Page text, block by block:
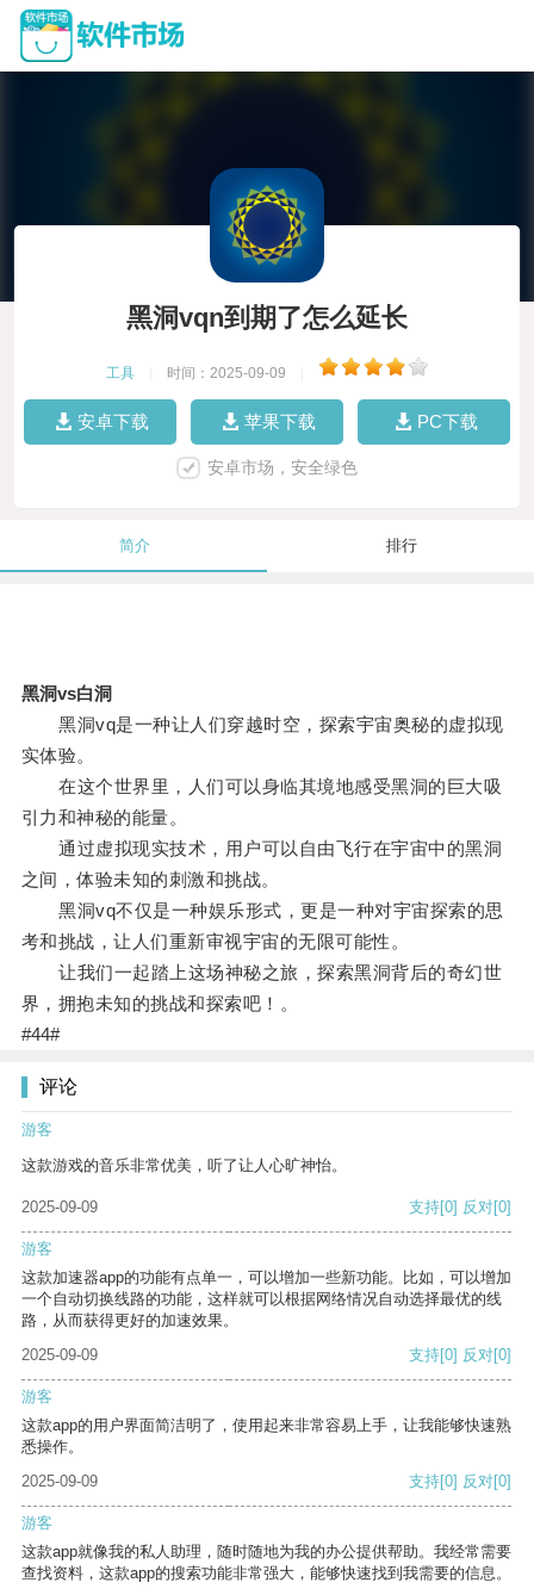
黑洞vqn到期了怎么延长
工具 时间：2025-09-09
安卓下载 苹果下载 PC下载
安卓市场，安全绿色
简介 排行
黑洞vs白洞
黑洞vq是一种让人们穿越时空，探索宇宙奥秘的虚拟现
实体验。
在这个世界里，人们可以身临其境地感受黑洞的巨大吸
引力和神秘的能量。
通过虚拟现实技术，用户可以自由飞行在宇宙中的黑洞
之间，体验未知的刺激和挑战。
黑洞vq不仅是一种娱乐形式，更是一种对宇宙探索的思
考和挑战，让人们重新审视宇宙的无限可能性。
让我们一起踏上这场神秘之旅，探索黑洞背后的奇幻世
界，拥抱未知的挑战和探索吧！。
#44#
评论
游客
这款游戏的音乐非常优美，听了让人心旷神怡。
2025-09-09 支持[0] 反对[0]
游客
这款加速器app的功能有点单一，可以增加一些新功能。比如，可以增加
一个自动切换线路的功能，这样就可以根据网络情况自动选择最优的线
路，从而获得更好的加速效果。
2025-09-09
支持[0] 反对[0]
游客
这款app的用户界面简洁明了，使用起来非常容易上手，让我能够快速熟
悉操作。
2025-09-09
支持[0] 反对[0]
游客
这款app就像我的私人助理，随时随地为我的办公提供帮助。我经常需要
查找资料，这款app的搜索功能非常强大，能够快速找到我需要的信息。